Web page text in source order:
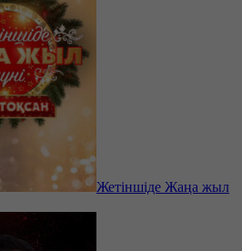
Жетіншіде Жаңа жыл